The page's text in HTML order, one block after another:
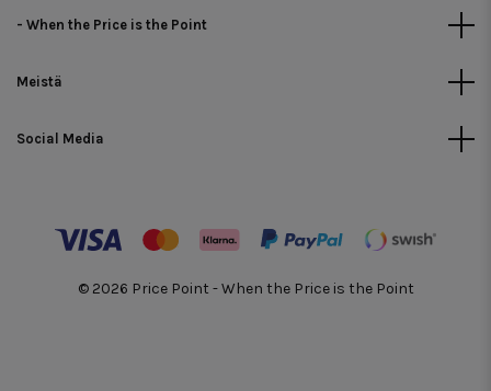
- When the Price is the Point
Meistä
Social Media
© 2026 Price Point - When the Price is the Point